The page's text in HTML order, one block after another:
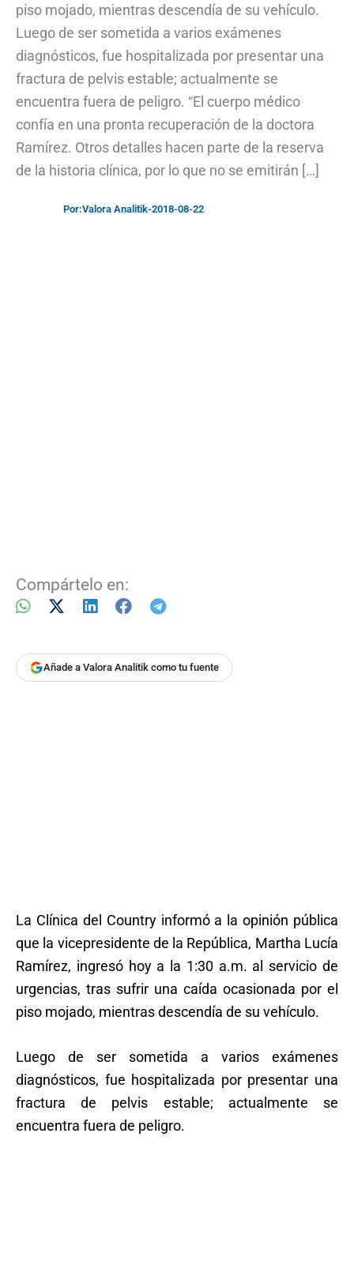
piso mojado, mientras descendía de su vehículo.
Luego de ser sometida a varios exámenes
diagnósticos, fue hospitalizada por presentar una
fractura de pelvis estable; actualmente se
encuentra fuera de peligro. “El cuerpo médico
confía en una pronta recuperación de la doctora
Ramírez. Otros detalles hacen parte de la reserva
de la historia clínica, por lo que no se emitirán […]
Por:Valora Analitik-2018-08-22
Compártelo en:
Añade a Valora Analitik como tu fuente
La Clínica del Country informó a la opinión pública
que la vicepresidente de la República, Martha Lucía
Ramírez, ingresó hoy a la 1:30 a.m. al servicio de
urgencias, tras sufrir una caída ocasionada por el
piso mojado, mientras descendía de su vehículo.
Luego de ser sometida a varios exámenes
diagnósticos, fue hospitalizada por presentar una
fractura de pelvis estable; actualmente se
encuentra fuera de peligro.